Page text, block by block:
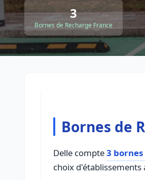
3
Bornes de Recharge France
Bornes de
Delle compte3
choix d'établissements